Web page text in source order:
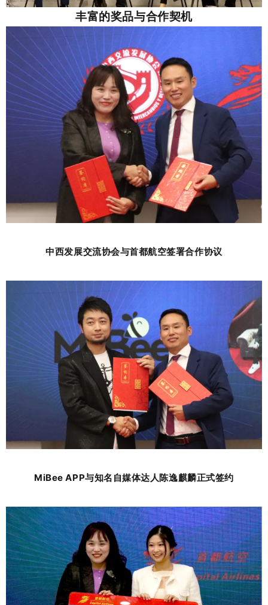
丰富的奖品与合作契机
中西发展交流协会与首都航空签署合作协议
MiBee APP与知名自媒体达人陈逸麒麟正式签约